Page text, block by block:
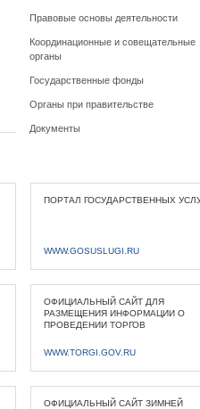
Правовые основы деятельности
Координационные и совещательные
органы
Государственные фонды
Органы при правительстве
Документы
ПОРТАЛ ГОСУДАРСТВЕННЫХ
WWW.GOSUSLUGI.RU
ОФИЦИАЛЬНЫЙ САЙТ ДЛЯ
РАЗМЕЩЕНИЯ ИНФОРМАЦИИ О
ПРОВЕДЕНИИ ТОРГОВ
WWW.TORGI.GOV.RU
ОФИЦИАЛЬНЫЙ САЙТ ЗИМНЕЙ